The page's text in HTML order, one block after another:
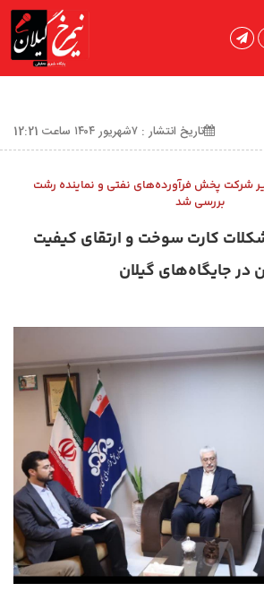
تاریخ انتشار : ۷شهریور ۱۴۰۴ ساعت 12:21
پخش فرآورده‌های نفتی و نماینده رشت
بررسی شد
کارت سوخت و ارتقای کیفیت
در جایگاه‌های گیلان